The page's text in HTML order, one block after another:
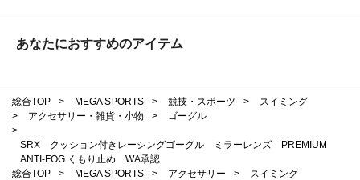
あなたにおすすめのアイテム
総合TOP > MEGA SPORTS > 競技・スポーツ >
スイミング
>
アクセサリー・雑貨・小物 >
ゴーグル
>
SRX クッション付きレーシングゴーグル ミラーレンズ PREMIUM
ANTI-FOG くもり止め WA承認
総合TOP
> MEGA SPORTS > アクセサリー >
スイミング